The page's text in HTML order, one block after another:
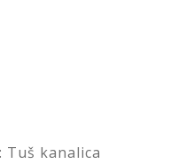
Tuš kanalica